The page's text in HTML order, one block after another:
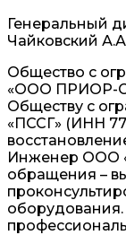
Генеральный
Чайковский
Общество с
«ООО ПРИОР-
Обществу с
«ПССГ» (ИНН
Инженер ООО
обращения –